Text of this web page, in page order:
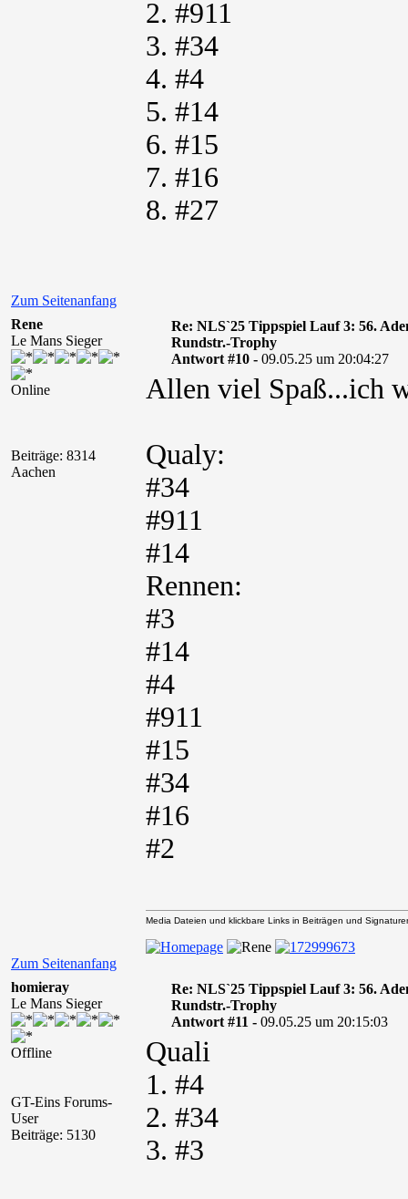
2. #911
3. #34
4. #4
5. #14
6. #15
7. #16
8. #27
Zum Seitenanfang
Rene
Le Mans Sieger
Online
Beiträge: 8314
Aachen
Re: NLS`25 Tippspiel Lauf 3: 56.
Rundstr.-Trophy
Antwort #10 - 09.05.25 um 20:04:27
Allen viel Spaß...ich
Qualy:
#34
#911
#14
Rennen:
#3
#14
#4
#911
#15
#34
#16
#2
Zum Seitenanfang
Media Dateien und klickbare Links in Beiträgen und
homieray
Le Mans Sieger
Offline
GT-Eins Forums-
User
Beiträge: 5130
Re: NLS`25 Tippspiel Lauf 3: 56.
Rundstr.-Trophy
Antwort #11 - 09.05.25 um 20:15:03
Quali
1. #4
2. #34
3. #3